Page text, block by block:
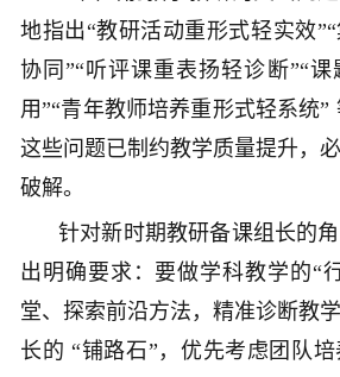
地指出“教研活动重形式轻实效
协同”“听评课重表扬轻诊断”“
用”“青年教师培养重形式轻系统”
这些问题已制约教学质量提升，
破解。
针对新时期教研备课组长的
出明确要求：要做学科教学的“
堂、探索前沿方法，精准诊断教
长的 “铺路石”，优先考虑团队